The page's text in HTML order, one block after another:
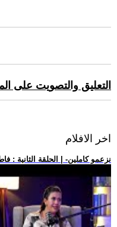
التعليق والتصويت على
اخر الافلام
.. (برومو) -نزعمو كاملين- | الحلقة